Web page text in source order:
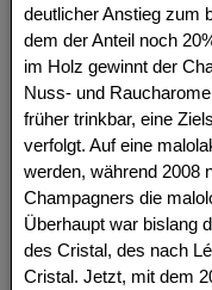
deutlicher Anstieg zum
dem der Anteil noch
im Holz gewinnt der
Nuss- und
früher trinkbar, eine
verfolgt. Auf eine
werden, während 2008
Champagners die
Überhaupt war bislang
des Cristal, des nach
Cristal. Jetzt, mit dem